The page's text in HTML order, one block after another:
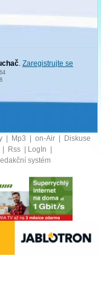
. Zaregistrujte se
Mp3 on-Air
Diskuse
Rss LogIn
systém